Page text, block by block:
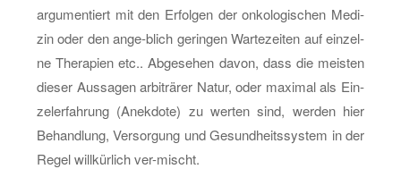
ar­gu­men­tiert mit den Er­fol­gen der on­ko­lo­gi­schen Me­di­
zin oder den an­ge-blich ge­rin­gen War­te­zei­ten auf ein­zel­
ne The­ra­pi­en etc.. Ab­ge­se­hen davon, dass die meis­ten
die­ser Aus­sa­gen ar­bi­trä­rer Natur, oder ma­xi­mal als Ein­
zel­erfah­rung (An­ek­do­te) zu wer­ten sind, wer­den hier
Be­hand­lung, Ver­sor­gung und Ge­sund­heits­sys­tem in der
Regel will­kür­lich ver-mischt.